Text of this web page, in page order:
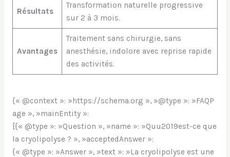
Résultats
Transformation naturelle progressive
sur 2 à 3 mois.
Avantages
Traitement sans chirurgie, sans
anesthésie, indolore avec reprise rapide
des activités.
{« @context »: »https://schema.org », »@type »: »FAQP
age », »mainEntity »:
[{« @type »: »Question », »name »: »Quu2019est-ce que
la cryolipolyse ? », »acceptedAnswer »:
{« @type »: »Answer », »text »: »La cryolipolyse est une